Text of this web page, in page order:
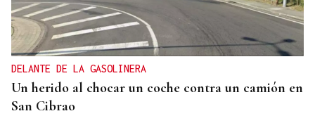
DELANTE DE LA GASOLINERA
Un herido al chocar un coche contra un camión en
San Cibrao